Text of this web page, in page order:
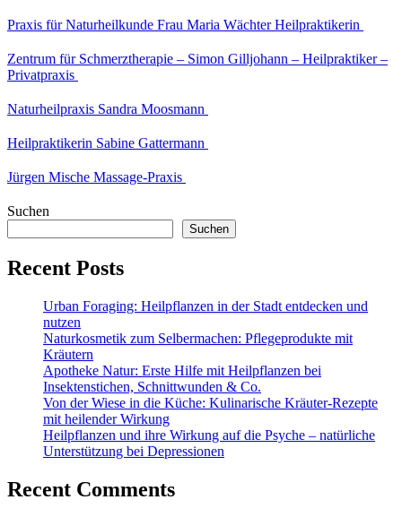
Praxis für Naturheilkunde Frau Maria Wächter Heilpraktikerin
Zentrum für Schmerztherapie – Simon Gilljohann – Heilpraktiker –
Privatpraxis
Naturheilpraxis Sandra Moosmann
Heilpraktikerin Sabine Gattermann
Jürgen Mische Massage-Praxis
Suchen
Suchen
Recent Posts
Urban Foraging: Heilpflanzen in der Stadt entdecken und
nutzen
Naturkosmetik zum Selbermachen: Pflegeprodukte mit
Kräutern
Apotheke Natur: Erste Hilfe mit Heilpflanzen bei
Insektenstichen, Schnittwunden & Co.
Von der Wiese in die Küche: Kulinarische Kräuter-Rezepte
mit heilender Wirkung
Heilpflanzen und ihre Wirkung auf die Psyche – natürliche
Unterstützung bei Depressionen
Recent Comments